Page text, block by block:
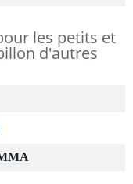
les petits et
d'autres